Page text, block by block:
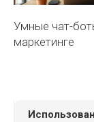
Умные чат-
маркетинге